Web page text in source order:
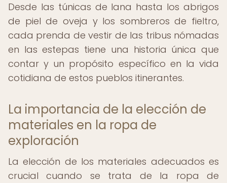
Desde las túnicas de lana hasta los abrigos
de piel de oveja y los sombreros de fieltro,
cada prenda de vestir de las tribus nómadas
en las estepas tiene una historia única que
contar y un propósito específico en la vida
cotidiana de estos pueblos itinerantes.
La importancia de la elección de
materiales en la ropa de
exploración
La elección de los materiales adecuados es
crucial cuando se trata de la ropa de